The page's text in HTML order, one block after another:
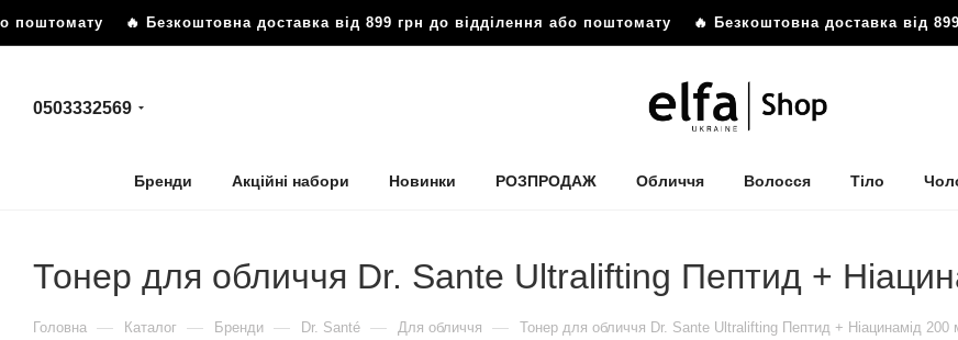
поштомату🔥 Безкоштовна доставка від 899 грн до відділення або поштомату🔥 Безкоштовна доставка від 899
0503332569
Бренди Акційні набори Новинки РОЗПРОДАЖ Обличчя Волосся Тіло
Тонер для обличчя Dr. Sante Ultralifting Пептид +
Головна — Каталог — Бренди — Dr. Santé — Для обличчя — Тонер для обличчя Dr. Sante Ultralifting Пептид + Ніацинамід 200